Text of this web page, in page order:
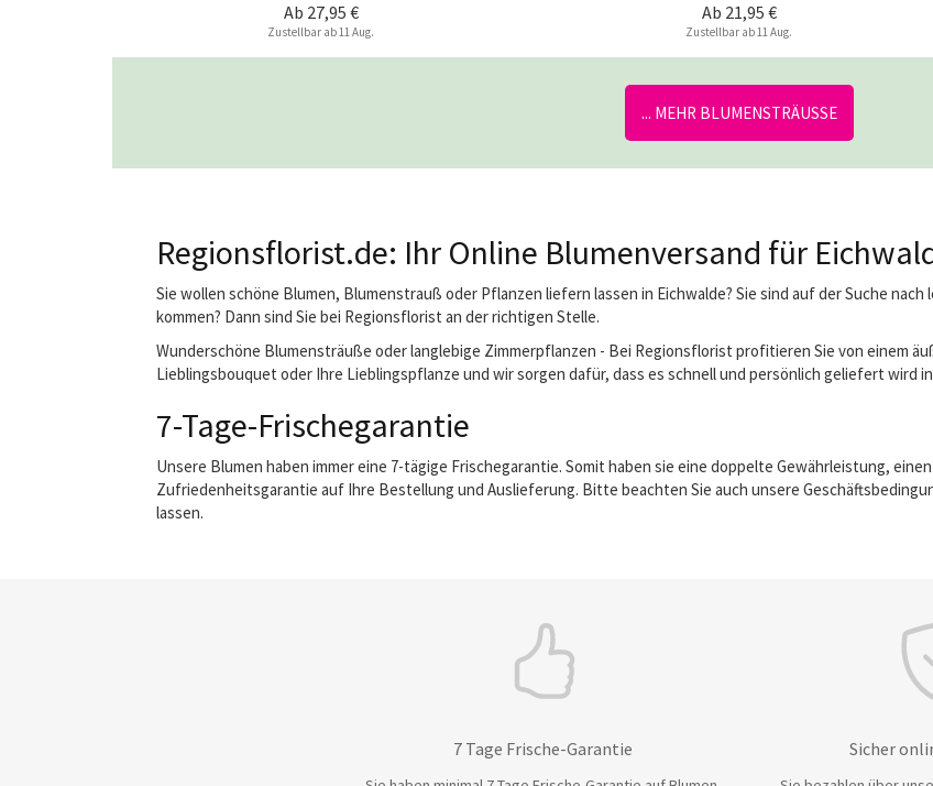
Ab 27,95 €
Zustellbar ab 11 Aug.
Ab 21,95 €
Zustellbar ab 11 Aug.
... MEHR BLUMENSTRÄUSSE
Regionsflorist.de: Ihr Online Blumenversand für
Sie wollen schöne Blumen, Blumenstrauß oder Pflanzen liefern lassen in Eichwalde? Sie sind auf der Suche
kommen? Dann sind Sie bei Regionsflorist an der richtigen Stelle.
Wunderschöne Blumensträuße oder langlebige Zimmerpflanzen - Bei Regionsflorist profitieren Sie von einem
Lieblingsbouquet oder Ihre Lieblingspflanze und wir sorgen dafür, dass es schnell und persönlich geliefert wird
7-Tage-Frischegarantie
Unsere Blumen haben immer eine 7-tägige Frischegarantie. Somit haben sie eine doppelte Gewährleistung,
Zufriedenheitsgarantie auf Ihre Bestellung und Auslieferung. Bitte beachten Sie auch unsere
lassen.
7 Tage Frische-Garantie Sicher